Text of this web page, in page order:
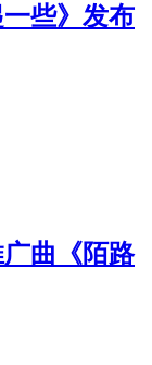
些》发布
广曲《陌路